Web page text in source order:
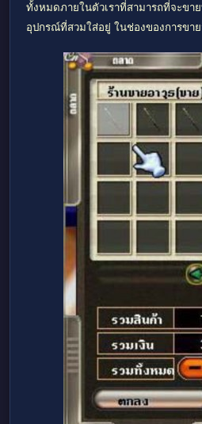
ทั้งหมดภายในตัวเราที่สามารถที่จะขา
อุปกรณ์ที่สวมใส่อยู่ ในช่องของการขา